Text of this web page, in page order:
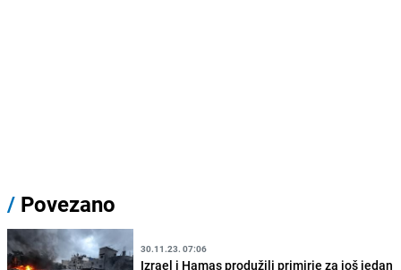
/ Povezano
30.11.23. 07:06
Izrael i Hamas produžili primirje za još jedan